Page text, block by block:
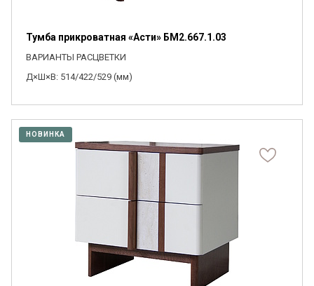
Тумба прикроватная «Асти» БМ2.667.1.03
ВАРИАНТЫ РАСЦВЕТКИ
Д×Ш×В: 514/422/529 (мм)
НОВИНКА